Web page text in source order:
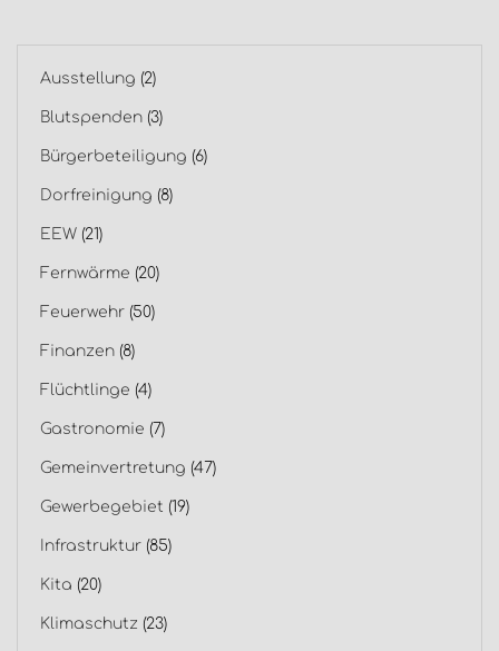
Ausstellung (2)
Blutspenden (3)
Bürgerbeteiligung (6)
Dorfreinigung (8)
EEW (21)
Fernwärme (20)
Feuerwehr (50)
Finanzen (8)
Flüchtlinge (4)
Gastronomie (7)
Gemeinvertretung (47)
Gewerbegebiet (19)
Infrastruktur (85)
Kita (20)
Klimaschutz (23)